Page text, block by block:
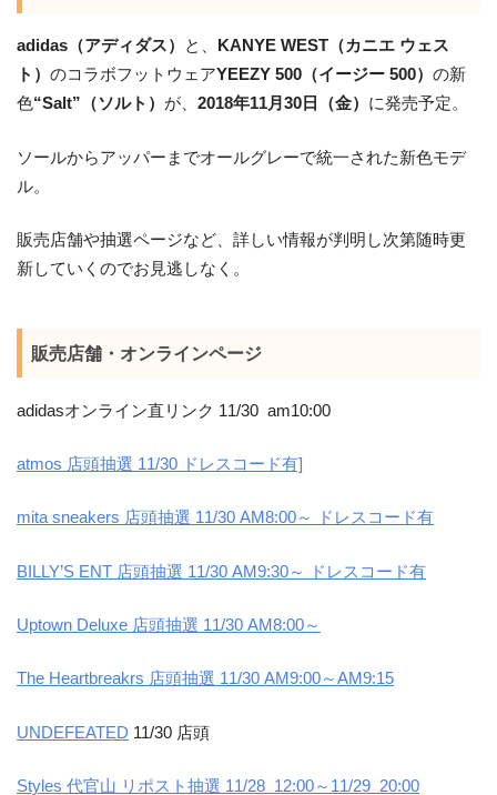
adidas（アディダス） と、
KANYE WEST（カニエ ウェス
ト） のコラボフットウェアYEEZY 500（イージー 500） の新
色“Salt”（ソルト） が、 2018年11月30日（金） に発売予定。
ソールからアッパーまでオールグレーで統一された新色モデ
ル。
販売店舗や抽選ページなど、詳しい情報が判明し次第随時更
新していくのでお見逃しなく。
販売店舗・オンラインページ
adidasオンライン直リンク 11/30 am10:00
atmos 店頭抽選 11/30 ドレスコード有]
mita sneakers 店頭抽選 11/30 AM8:00～ ドレスコード有
BILLY’S ENT 店頭抽選 11/30 AM9:30～ ドレスコード有
Uptown Deluxe 店頭抽選 11/30 AM8:00～
The Heartbreakrs 店頭抽選 11/30 AM9:00～AM9:15
UNDEFEATED 11/30 店頭
Styles 代官山 リポスト抽選 11/28 12:00～11/29 20:00